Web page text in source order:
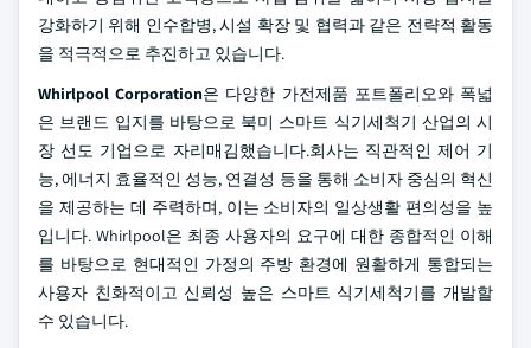
강화하기 위해 인수합병, 시설 확장 및 협력과 같은 전략적 활동
을 적극적으로 추진하고 있습니다.
Whirlpool Corporation은 다양한 가전제품 포트폴리오와 폭넓
은 브랜드 입지를 바탕으로 북미 스마트 식기세척기 산업의 시
장 선도 기업으로 자리매김했습니다.회사는 직관적인 제어 기
능, 에너지 효율적인 성능, 연결성 등을 통해 소비자 중심의 혁신
을 제공하는 데 주력하며, 이는 소비자의 일상생활 편의성을 높
입니다. Whirlpool은 최종 사용자의 요구에 대한 종합적인 이해
를 바탕으로 현대적인 가정의 주방 환경에 원활하게 통합되는
사용자 친화적이고 신뢰성 높은 스마트 식기세척기를 개발할
수 있습니다.